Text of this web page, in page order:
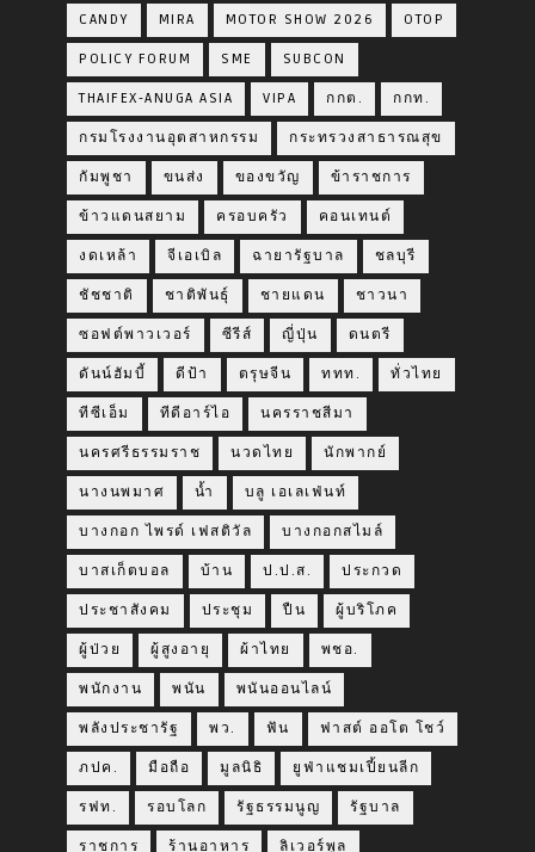
CANDY MIRA MOTOR SHOW 2026 OTOP
POLICY FORUM SME SUBCON
THAIFEX-ANUGA ASIA VIPA กกต. กกท.
กรมโรงงานอุตสาหกรรม กระทรวงสาธารณสุข
กัมพูชา ขนส่ง ของขวัญ ข้าราชการ
ข้าวแดนสยาม ครอบครัว คอนเทนต์
งดเหล้า จีเอเบิล ฉายารัฐบาล ชลบุรี
ชัชชาติ ชาติพันธุ์ ชายแดน ชาวนา
ซอฟต์พาวเวอร์ ซีรีส์ ญี่ปุ่น ดนตรี
ดันน์ฮัมบี้ ดีป้า ตรุษจีน ททท. ทั่วไทย
ทีซีเอ็ม ทีดีอาร์ไอ นครราชสีมา
นครศรีธรรมราช นวดไทย นักพากย์
นางนพมาศ น้ำ บลู เอเลเฟ่นท์
บางกอก ไพรด์ เฟสติวัล บางกอกสไมล์
บาสเก็ตบอล บ้าน ป.ป.ส. ประกวด
ประชาสังคม ประชุม ปืน ผู้บริโภค
ผู้ป่วย ผู้สูงอายุ ผ้าไทย พชอ.
พนักงาน พนัน พนันออนไลน์
พลังประชารัฐ พว. ฟัน ฟาสต์ ออโต โชว์
ภปค. มือถือ มูลนิธิ ยูฟ่าแชมเปี้ยนลีก
รฟท. รอบโลก รัฐธรรมนูญ รัฐบาล
ราชการ ร้านอาหาร ลิเวอร์พูล